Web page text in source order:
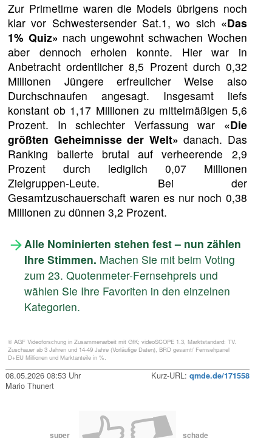
Zur Primetime waren die Models übrigens noch
klar vor Schwestersender Sat.1, wo sich «Das
1% Quiz» nach ungewohnt schwachen Wochen
aber dennoch erholen konnte. Hier war in
Anbetracht ordentlicher 8,5 Prozent durch 0,32
Millionen Jüngere erfreulicher Weise also
Durchschnaufen angesagt. Insgesamt liefs
konstant ob 1,17 Millionen zu mittelmäßigen 5,6
Prozent. In schlechter Verfassung war «Die
größten Geheimnisse der Welt» danach. Das
Ranking ballerte brutal auf verheerende 2,9
Prozent durch lediglich 0,07 Millionen
Zielgruppen-Leute. Bei der
Gesamtzuschauerschaft waren es nur noch 0,38
Millionen zu dünnen 3,2 Prozent.
Alle Nominierten stehen fest – nun zählen
Ihre Stimmen. Machen Sie mit beim Voting
zum 23. Quotenmeter-Fernsehpreis und
wählen Sie Ihre Favoriten in den einzelnen
Kategorien.
© AGF Videoforschung in Zusammenarbeit mit GfK; videoSCOPE 1.3, Marktstandard: TV.
Zuschauer ab 3 Jahren und 14-49 Jahre (Vorläufige Daten), BRD gesamt/ Fernsehpanel
D+EU Millionen und Marktanteile in %.
08.05.2026 08:53 Uhr Kurz-URL: qmde.de/171558
Mario Thunert
super schade